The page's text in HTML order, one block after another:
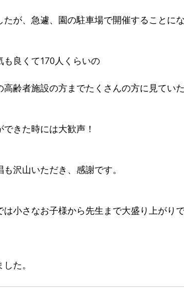
が、急遽、園の駐車場で開催することに
も良くて170人くらいの
齢者施設の方までたくさんの方に見ていた
きた時には大歓声！
沢山いただき、感謝です。
は小さなお子様から先生まで大盛り上がり
た。